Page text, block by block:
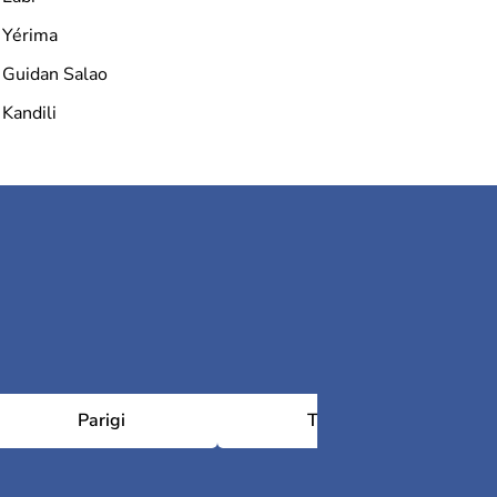
Yérima
Guidan Salao
Kandili
Parigi Tolosa